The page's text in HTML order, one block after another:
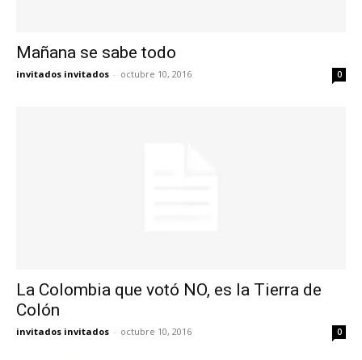
Mañana se sabe todo
invitados invitados - octubre 10, 2016 0
La Colombia que votó NO, es la Tierra de
Colón
invitados invitados - octubre 10, 2016 0